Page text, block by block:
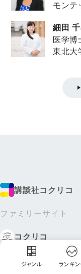
ジャンル ランキ
ズハウ
モン
細田
医学博
東北大
講談社コクリコ
ファミリーサイト
コクリコ
WEB げんき
Aneひめ.net